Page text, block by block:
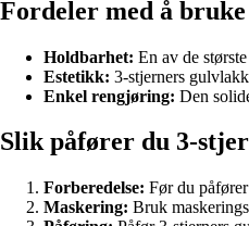
Fordeler med å
Holdbarhet: En av de
Estetikk: 3-stjerners
Enkel rengjøring: Den
Slik påfører du 3-
Forberedelse: Før du
Maskering: Bruk